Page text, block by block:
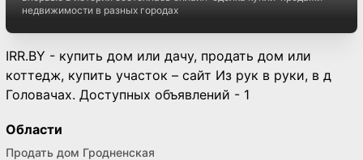
недвижимости в разных городах
IRR.BY - купить дом или дачу, продать дом или
коттедж, купить участок – сайт Из рук в руки, в д
Головачах. Доступных объявлений - 1
Области
Продать дом Гродненская